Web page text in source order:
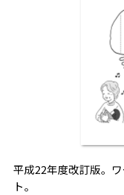
平成22年度改訂版。
ト。